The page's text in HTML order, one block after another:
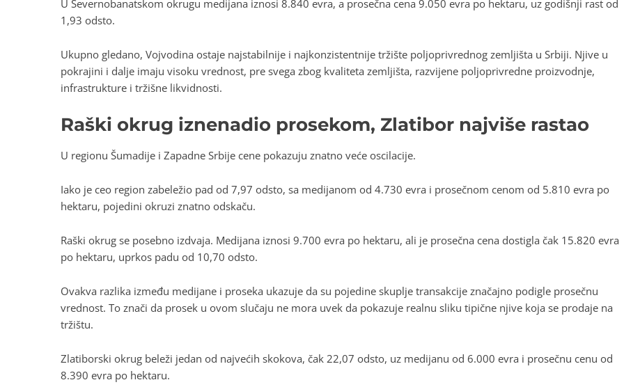
U Severnobanatskom okrugu medijana iznosi 8.840 evra, a prosečna cena 9.050 evra po hektaru, uz godišnji rast od
1,93 odsto.
Ukupno gledano, Vojvodina ostaje najstabilnije i najkonzistentnije tržište poljoprivrednog zemljišta u Srbiji. Njive u
pokrajini i dalje imaju visoku vrednost, pre svega zbog kvaliteta zemljišta, razvijene poljoprivredne proizvodnje,
infrastrukture i tržišne likvidnosti.
Raški okrug iznenadio prosekom, Zlatibor najviše rastao
U regionu Šumadije i Zapadne Srbije cene pokazuju znatno veće oscilacije.
Iako je ceo region zabeležio pad od 7,97 odsto, sa medijanom od 4.730 evra i prosečnom cenom od 5.810 evra po
hektaru, pojedini okruzi znatno odskaču.
Raški okrug se posebno izdvaja. Medijana iznosi 9.700 evra po hektaru, ali je prosečna cena dostigla čak 15.820 evra
po hektaru, uprkos padu od 10,70 odsto.
Ovakva razlika između medijane i proseka ukazuje da su pojedine skuplje transakcije značajno podigle prosečnu
vrednost. To znači da prosek u ovom slučaju ne mora uvek da pokazuje realnu sliku tipične njive koja se prodaje na
tržištu.
Zlatiborski okrug beleži jedan od najvećih skokova, čak 22,07 odsto, uz medijanu od 6.000 evra i prosečnu cenu od
8.390 evra po hektaru.